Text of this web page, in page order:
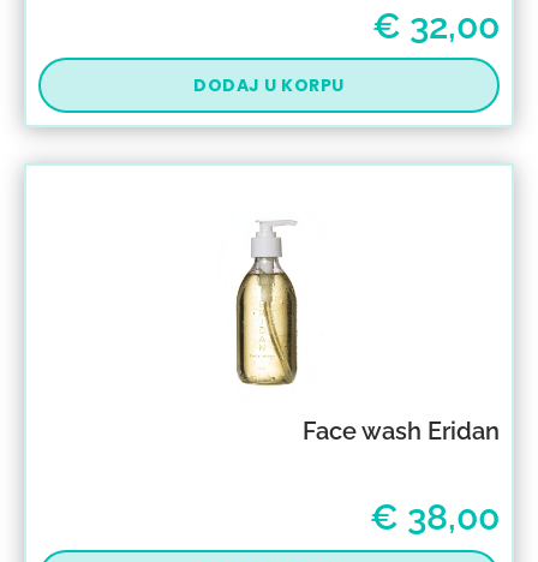
€ 32,00
DODAJ U KORPU
Face wash Eridan
€ 38,00